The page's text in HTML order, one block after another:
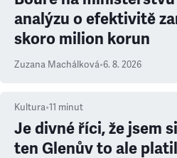
analýzu o efektivitě
skoro milion korun
Zuzana Machálková•6. 8. 2026
Kultura•11 minut
Je divné říci, že jsem
ten Glenův to ale